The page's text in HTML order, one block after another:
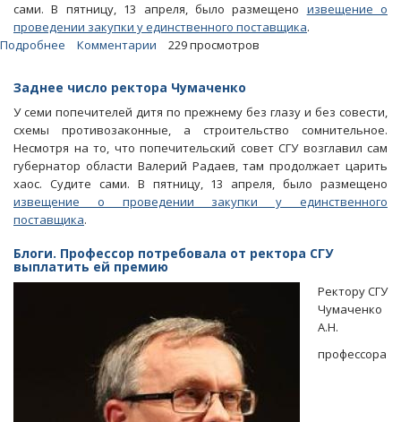
сами. В пятницу, 13 апреля, было размещено извещение о
проведении закупки у единственного поставщика.
Подробнее
заплатит
почти
миллион
за
снос
несуществующих
построек
Комментарии 229 просмотров
Заднее число ректора Чумаченко
У семи попечителей дитя по прежнему без глазу и без совести,
схемы противозаконные, а строительство сомнительное.
Несмотря на то, что попечительский совет СГУ возглавил сам
губернатор области Валерий Радаев, там продолжает царить
хаос. Судите сами. В пятницу, 13 апреля, было размещено
извещение о проведении закупки у единственного
поставщика.
Блоги. Профессор потребовала от ректора СГУ
выплатить ей премию
Ректору СГУ
Чумаченко
А.Н.
профессора